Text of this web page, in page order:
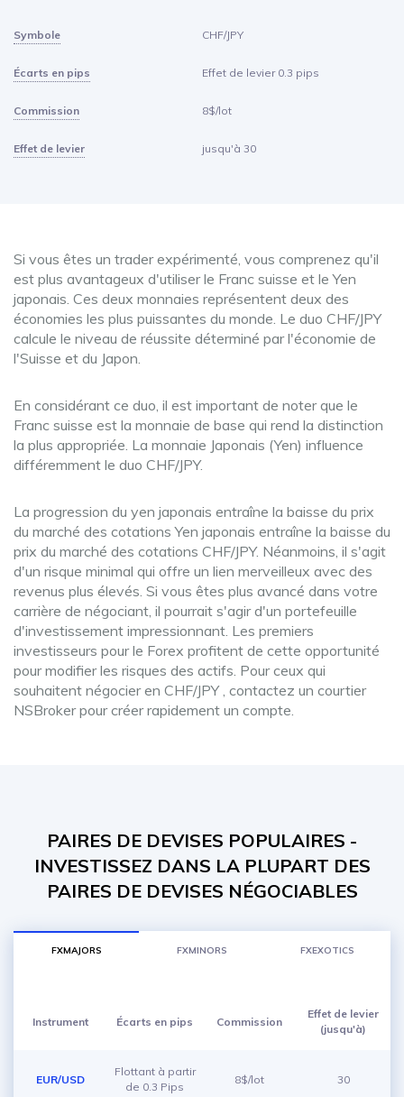
Symbole CHF/JPY
Écarts en pips Effet de levier 0.3 pips
Commission 8$/lot
Effet de levier jusqu'à 30
Si vous êtes un trader expérimenté, vous comprenez qu'il
est plus avantageux d'utiliser le Franc suisse et le Yen
japonais. Ces deux monnaies représentent deux des
économies les plus puissantes du monde. Le duo CHF/JPY
calcule le niveau de réussite déterminé par l'économie de
l'Suisse et du Japon.
En considérant ce duo, il est important de noter que le
Franc suisse est la monnaie de base qui rend la distinction
la plus appropriée. La monnaie Japonais (Yen) influence
différemment le duo CHF/JPY.
La progression du yen japonais entraîne la baisse du prix
du marché des cotations Yen japonais entraîne la baisse du
prix du marché des cotations CHF/JPY. Néanmoins, il s'agit
d'un risque minimal qui offre un lien merveilleux avec des
revenus plus élevés. Si vous êtes plus avancé dans votre
carrière de négociant, il pourrait s'agir d'un portefeuille
d'investissement impressionnant. Les premiers
investisseurs pour le Forex profitent de cette opportunité
pour modifier les risques des actifs. Pour ceux qui
souhaitent négocier en CHF/JPY , contactez un courtier
NSBroker pour créer rapidement un compte.
PAIRES DE DEVISES POPULAIRES -
INVESTISSEZ DANS LA PLUPART DES
PAIRES DE DEVISES NÉGOCIABLES
FXMAJORS FXMINORS FXEXOTICS
Instrument Écarts en pips Commission
Effet de levier
(jusqu'à)
EUR/USD
Flottant à partir
de 0.3 Pips
8$/lot 30